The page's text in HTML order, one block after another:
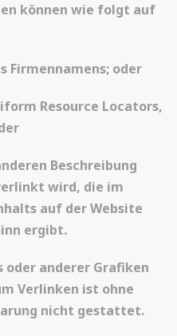
können wie folgt auf
Firmennamens; oder
Resource Locators,
Beschreibung
wird, die im
auf der Website
ergibt.
oder anderer Grafiken
Verlinken ist ohne
nicht gestattet.